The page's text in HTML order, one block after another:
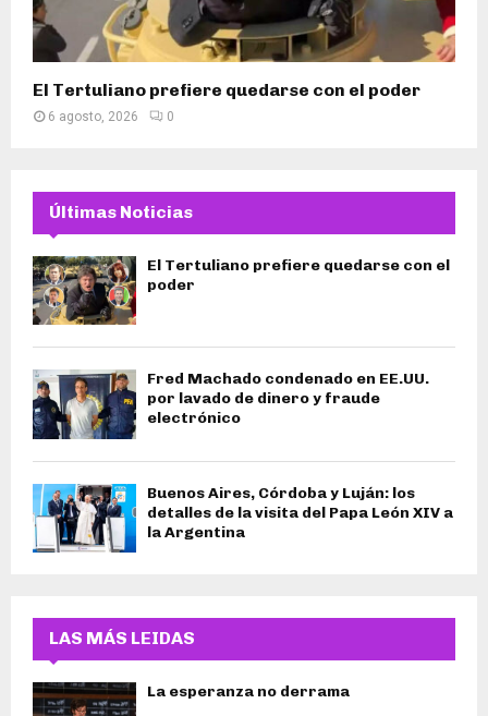
El Tertuliano prefiere quedarse con el poder
6 agosto, 2026 0
Últimas Noticias
El Tertuliano prefiere quedarse con el
poder
Fred Machado condenado en EE.UU.
por lavado de dinero y fraude
electrónico
Buenos Aires, Córdoba y Luján: los
detalles de la visita del Papa León XIV a
la Argentina
LAS MÁS LEIDAS
La esperanza no derrama